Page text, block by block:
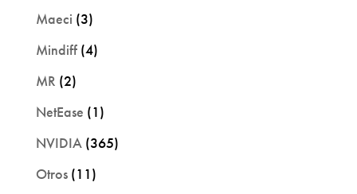
Maeci (3)
Mindiff(4)
MR (2)
NetEase (1)
NVIDIA(365)
Otros(11)